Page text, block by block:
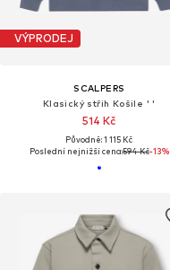
VÝPRODEJ
SCALPERS
Klasický střih Košile ' '
514 Kč
Původně: 1 115 Kč
Poslední nejnižší cena:594 Kč-13%